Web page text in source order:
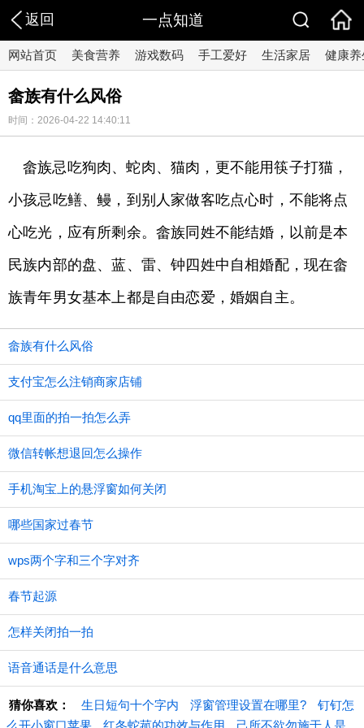
返回 一点知道
网站首页 美食营养 游戏数码 手工爱好 生活家居 健康养
畲族有什么风俗
时间：2026-04-22 14:40:11
畲族忌吃狗肉、蛇肉、猫肉，更不能用筷子打猫，
小孩忌吃鳝、鳗，到别人家做客吃点心时，不能将点
心吃光，应有所剩余。畲族同姓不能结婚，以前是本
民族内部的盘、蓝、雷、钟四姓中自相婚配，现在畲
族青年男女基本上都是自由恋爱，婚姻自主。
畲族有什么风俗
支付宝怎么注销商家店铺
qq里面的拍一拍怎么弄
微信转帐想退回怎么操作
手机淘宝上的悬浮窗如何关闭
哪些国家过春节
wps两个字和三个字对齐
春节起源
怎样关闭拍一拍
语音通话是什么意思
猜你喜欢： 生日短句十个字内 浮窗管理设置在哪里?
钉钉怎
么开小窗口苹果
红冬蛇菰的功效与作用 己所不欲勿施于人是